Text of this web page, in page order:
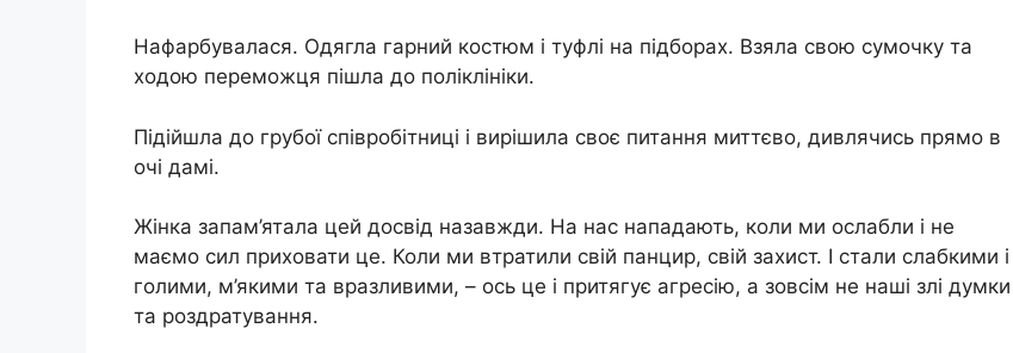
Нафарбувалася. Одягла гарний костюм і туфлі на підборах. Взяла свою сумочку та
ходою переможця пішла до поліклініки.
Підійшла до грубої співробітниці і вирішила своє питання миттєво, дивлячись прямо в
очі дамі.
Жінка запам’ятала цей досвід назавжди. На нас нападають, коли ми ослабли і не
маємо сил приховати це. Коли ми втратили свій панцир, свій захист. І стали слабкими і
голими, м’якими та вразливими, – ось це і притягує агресію, а зовсім не наші злі думки
та роздратування.